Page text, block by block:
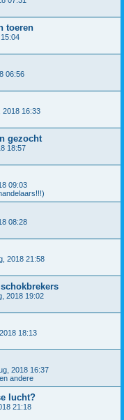
toeren
06:56
2018 16:33
gezocht
18:57
09:03
08:28
2018 21:58
2018 19:02
18:13
2018 16:37
andere
lucht?
21:18